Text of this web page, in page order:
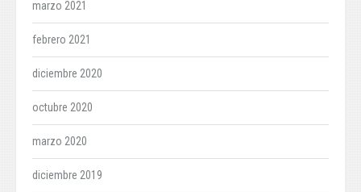
marzo 2021
febrero 2021
diciembre 2020
octubre 2020
marzo 2020
diciembre 2019